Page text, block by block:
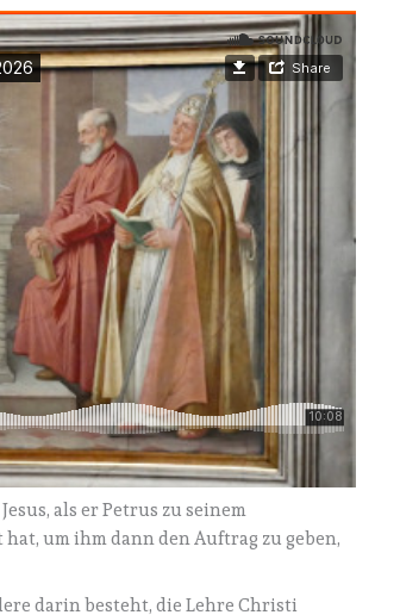
als er Petrus zu seinem
um ihm dann den Auftrag zu geben,
darin besteht, die Lehre Christi